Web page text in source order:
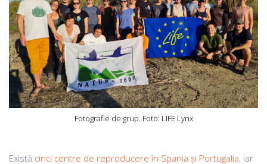
Fotografie de grup. Foto: LIFE Lynx
Există cinci centre de reproducere în Spania și Portugalia, iar